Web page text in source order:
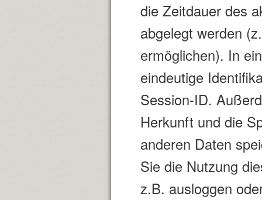
die Zeitdauer des
abgelegt werden
ermöglichen). In
eindeutige
Session-ID.
Herkunft und die
anderen Daten
Sie die Nutzung
z.B. ausloggen